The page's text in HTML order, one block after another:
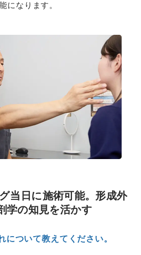
になります。
当日に施術可能。形成外
学の知見を活かす
ついて教えてください。